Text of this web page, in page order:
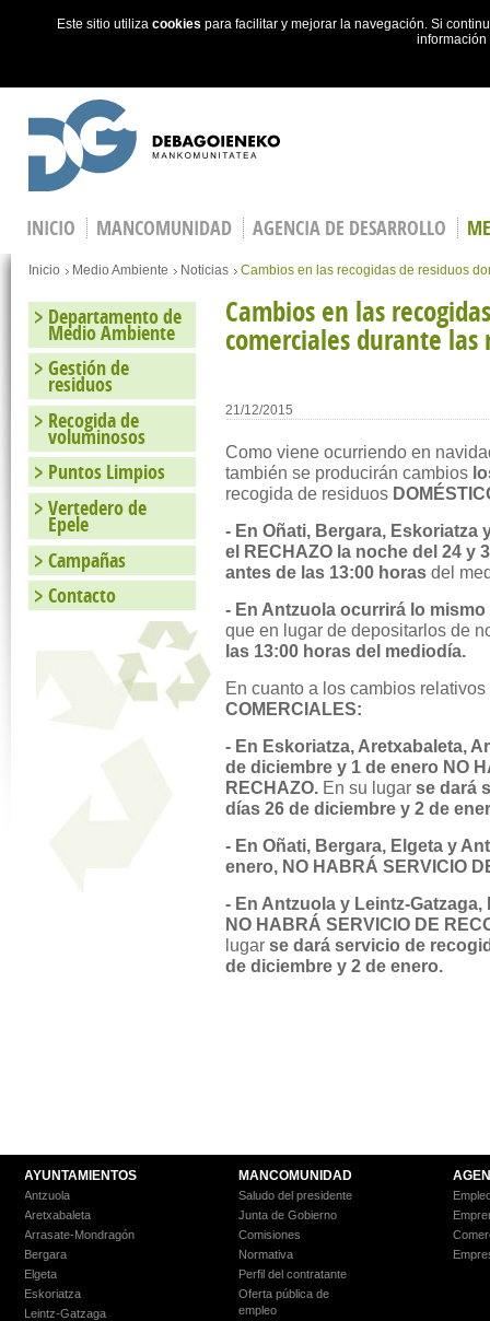
Este sitio utiliza cookies para facilitar y mejorar la navegación. Si
INICIO MANCOMUNIDAD AGENCIA DE DESARROLLO
Estás en
Inicio Medio Ambiente Noticias Cambios en las recogidas de residuos
Cambios en las
comerciales durante las
21/12/2015
Como viene ocurriendo en
también se producirán cambios
recogida de residuos
- En Oñati, Bergara, Eskoriatza
el RECHAZO la noche del 24 y
antes de las 13:00 horas del
- En Antzuola ocurrirá lo
que en lugar de depositarlos de
las 13:00 horas del mediodía.
En cuanto a los cambios
COMERCIALES:
- En Eskoriatza, Aretxabaleta,
de diciembre y 1 de enero NO
RECHAZO. En su lugarse dará
días 26 de diciembre y 2 de
- En Oñati, Bergara, Elgeta y
enero, NO HABRÁ SERVICIO
- En Antzuola y Leintz-
NO HABRÁ SERVICIO DE
lugarse dará servicio de
de diciembre y 2 de enero.
Departamento de
Medio Ambiente
Gestión de
residuos
Recogida de
voluminosos
Puntos Limpios
Vertedero de
Epele
Campañas
Contacto
AYUNTAMIENTOS
Antzuola
Aretxabaleta
Arrasate-Mondragón
Bergara
Elgeta
Eskoriatza
Leintz-Gatzaga
MANCOMUNIDAD
Saludo del presidente
Junta de Gobierno
Comisiones
Normativa
Perfil del contratante
Oferta pública de
empleo